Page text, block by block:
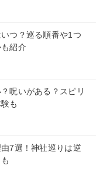
つ？巡る順番や1つ
紹介
呪いがある？スピリ
も
7選！神社巡りは逆